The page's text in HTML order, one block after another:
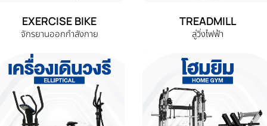
EXERCISE BIKE
จักรยานออกกำลังกาย
TREADMILL
ลู่วิ่งไฟฟ้า